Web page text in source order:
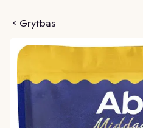
GrytbasLaktosfri